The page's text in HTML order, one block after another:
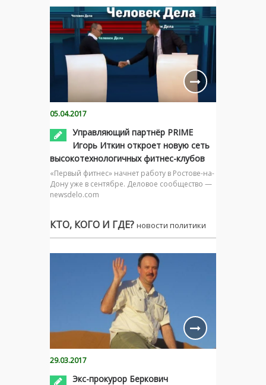
05.04.2017
Управляющий партнёр PRIME
Игорь Иткин откроет новую сеть
высокотехнологичных фитнес-клубов
«Первый фитнес» начнет работу в Ростове-на-
Дону уже в сентябре. Деловое сообщество —
newsdelo.com
КТО, КОГО И ГДЕ? новости политики
29.03.2017
Экс-прокурор Беркович